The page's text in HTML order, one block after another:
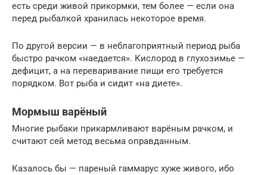
есть среди живой прикормки, тем более — если она
перед рыбалкой хранилась некоторое время.
По другой версии — в неблагоприятный период рыба
быстро рачком «наедается». Кислород в глухозимье —
дефицит, а на переваривание пищи его требуется
порядком. Вот рыба и сидит «на диете».
Мормыш варёный
Многие рыбаки прикармливают варёным рачком, и
считают сей метод весьма оправданным.
Казалось бы — пареный гаммарус хуже живого, ибо